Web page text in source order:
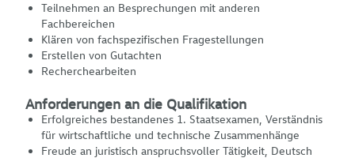
Teilnehmen an Besprechungen mit anderen
Fachbereichen
Klären von fachspezifischen Fragestellungen
Erstellen von Gutachten
Recherchearbeiten
Anforderungen an die Qualifikation
Erfolgreiches bestandenes 1. Staatsexamen, Verständnis
für wirtschaftliche und technische Zusammenhänge
Freude an juristisch anspruchsvoller Tätigkeit, Deutsch